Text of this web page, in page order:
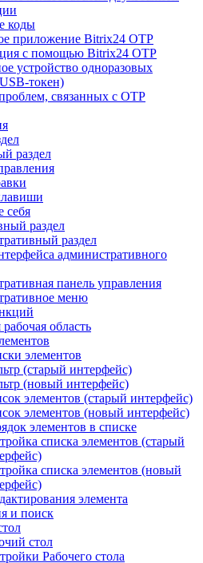
коды
приложение Bitrix24 OTP
с помощью Bitrix24 OTP
устройство одноразовых
токен)
связанных с OTP
раздел
себя
раздел
раздел
административного
панель управления
меню
область
элементов
(старый интерфейс)
(новый интерфейс)
элементов (старый интерфейс)
элементов (новый интерфейс)
элементов в списке
списка элементов (старый
списка элементов (новый
элемента
и поиск
стол
Рабочего стола